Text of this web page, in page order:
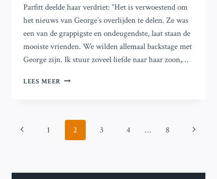
Parfitt deelde haar verdriet: “Het is verwoestend om
het nieuws van George’s overlijden te delen. Ze was
een van de grappigste en ondeugendste, laat staan de
mooiste vrienden. We wilden allemaal backstage met
George zijn. Ik stuur zoveel liefde naar haar zoon,…
LEES MEER BRITSE
JARIGE
LEEFTIJD
OVERLEDEN:
GEGAAN’
Paginanavigatie
Vorige
1 2 3 4 … 8